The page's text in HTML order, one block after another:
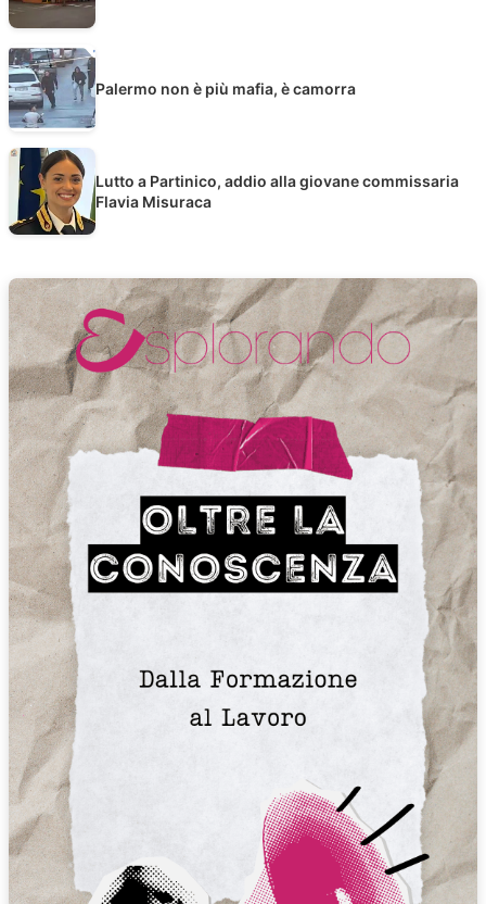
Palermo non è più mafia, è camorra
Lutto a Partinico, addio alla giovane commissaria
Flavia Misuraca